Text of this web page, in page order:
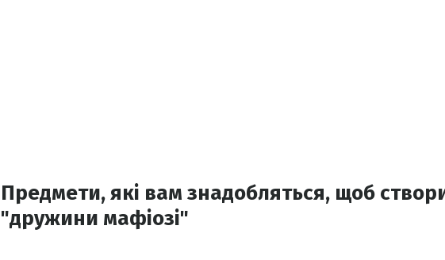
Предмети, які вам знадобляться, щоб
"дружини мафіозі"